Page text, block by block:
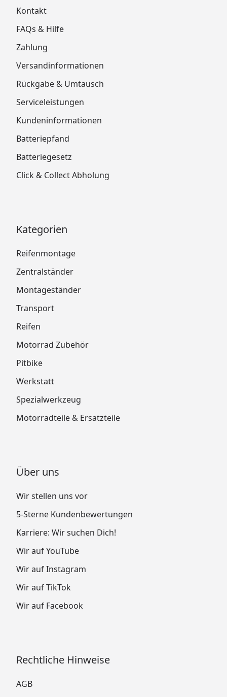
Kontakt
FAQs & Hilfe
Zahlung
Versandinformationen
Rückgabe & Umtausch
Serviceleistungen
Kundeninformationen
Batteriepfand
Batteriegesetz
Click & Collect Abholung
Kategorien
Reifenmontage
Zentralständer
Montageständer
Transport
Reifen
Motorrad Zubehör
Pitbike
Werkstatt
Spezialwerkzeug
Motorradteile & Ersatzteile
Über uns
Wir stellen uns vor
5-Sterne Kundenbewertungen
Karriere: Wir suchen Dich!
Wir auf YouTube
Wir auf Instagram
Wir auf TikTok
Wir auf Facebook
Rechtliche Hinweise
AGB